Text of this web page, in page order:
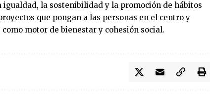
igualdad, la sostenibilidad y la promoción de hábitos
que pongan a las personas en el centro y
motor de bienestar y cohesión social.